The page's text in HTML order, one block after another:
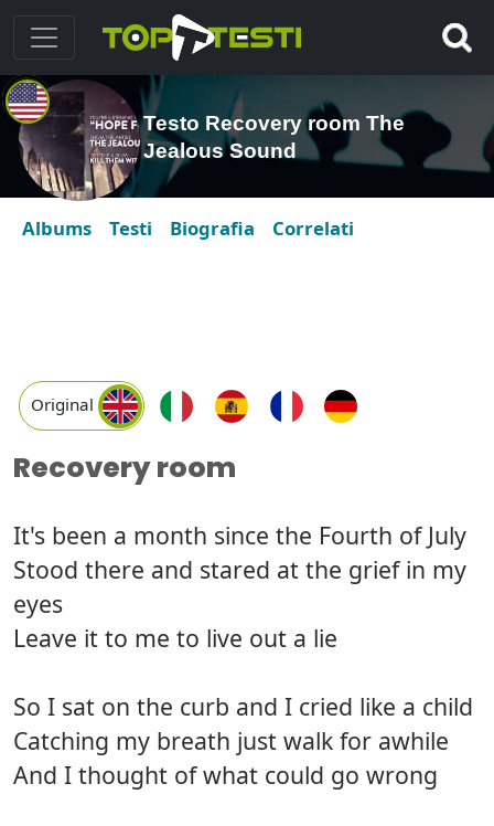
Testo Recovery room The
Jealous Sound
Albums Testi Biografia Correlati
Original
Recovery room
It's been a month since the Fourth of July
Stood there and stared at the grief in my
eyes
Leave it to me to live out a lie
So I sat on the curb and I cried like a child
Catching my breath just walk for awhile
And I thought of what could go wrong